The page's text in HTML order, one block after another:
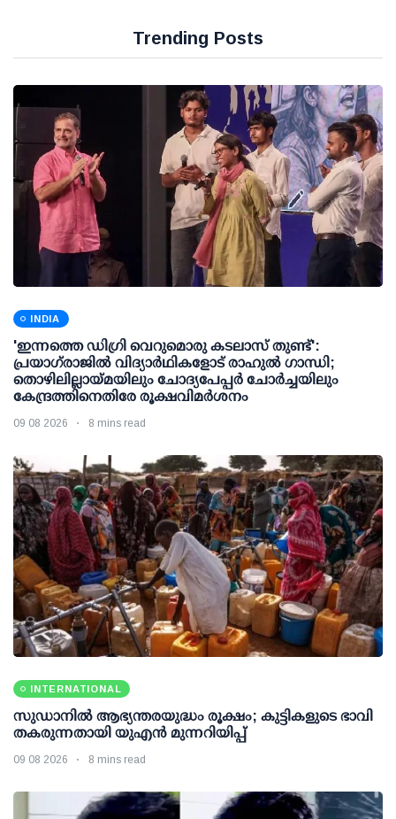
Trending Posts
INDIA
'ഇന്നത്തെ ഡിഗ്രി വെറുമൊരു കടലാസ് തുണ്ട്':
പ്രയാഗ്‌രാജില്‍ വിദ്യാര്‍ഥികളോട് രാഹുല്‍ ഗാന്ധി;
തൊഴിലില്ലായ്മയിലും ചോദ്യപേപ്പര്‍ ചോര്‍ച്ചയിലും
കേന്ദ്രത്തിനെതിരേ രൂക്ഷവിമര്‍ശനം
09 08 2026 8 mins read
INTERNATIONAL
സുഡാനിൽ ആഭ്യന്തരയുദ്ധം രൂക്ഷം; കുട്ടികളുടെ ഭാവി
തകരുന്നതായി യുഎൻ മുന്നറിയിപ്പ്
09 08 2026 8 mins read